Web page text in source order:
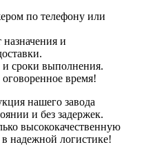
по телефону или
и
и сроки выполнения.
время!
нашего завода
и без задержек.
высококачественную
надежной логистике!